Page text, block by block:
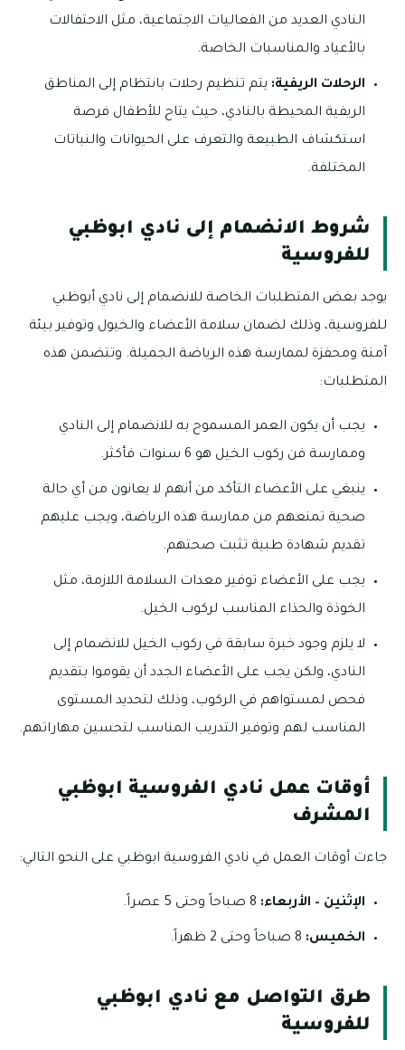
النادي العديد من الفعاليات الاجتماعية، مثل الاحتفالات
بالأعياد والمناسبات الخاصة.
الرحلات الريفية: يتم تنظيم رحلات بانتظام إلى المناطق
الريفية المحيطة بالنادي، حيث يتاح للأطفال فرصة
استكشاف الطبيعة والتعرف على الحيوانات والنباتات
المختلفة.
شروط الانضمام إلى نادي ابوظبي
للفروسية
يوجد بعض المتطلبات الخاصة للانضمام إلى نادي أبوظبي
للفروسية، وذلك لضمان سلامة الأعضاء والخيول وتوفير بيئة
آمنة ومحفزة لممارسة هذه الرياضة الجميلة. وتتضمن هذه
المتطلبات:
يجب أن يكون العمر المسموح به للانضمام إلى النادي
وممارسة فن ركوب الخيل هو 6 سنوات فأكثر.
ينبغي على الأعضاء التأكد من أنهم لا يعانون من أي حالة
صحية تمنعهم من ممارسة هذه الرياضة، ويجب عليهم
تقديم شهادة طبية تثبت صحتهم.
يجب على الأعضاء توفير معدات السلامة اللازمة، مثل
الخوذة والحذاء المناسب لركوب الخيل.
لا يلزم وجود خبرة سابقة في ركوب الخيل للانضمام إلى
النادي، ولكن يجب على الأعضاء الجدد أن يقوموا بتقديم
فحص لمستواهم في الركوب، وذلك لتحديد المستوى
المناسب لهم وتوفير التدريب المناسب لتحسين مهاراتهم.
أوقات عمل نادي الفروسية ابوظبي
المشرف
جاءت أوقات العمل في نادي الفروسية ابوظبي على النحو التالي:
الإثنين – الأربعاء:
الخميس:
طرق التواصل مع نادي ابوظبي
للفروسية